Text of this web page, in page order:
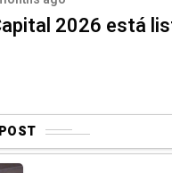
2026 está